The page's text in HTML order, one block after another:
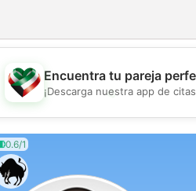
💖
Encuentra tu pareja
¡Descarga nuestra app de
0.6/1